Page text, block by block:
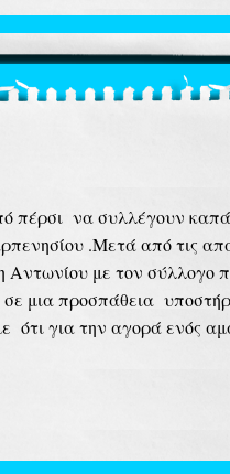
πέρσι να συλλέγουν
.Μετά από τις
Αντωνίου με τον σύλλογο
μια προσπάθεια
για την αγορά ενός